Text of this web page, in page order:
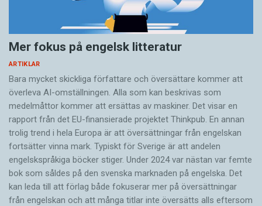
Mer fokus på engelsk litteratur
ARTIKLAR
Bara mycket skickliga författare och översättare ­kommer att
överleva AI-omställningen. Alla som kan beskrivas som
medelmåttor kommer att ersättas av maskiner. Det visar en
rapport från det EU-finansierade projektet Thinkpub. En annan
trolig trend i hela Europa är att översättningar från engelskan
fortsätter vinna mark. Typiskt för Sverige är att andelen
engelskspråkiga böcker stiger. Under 2024 var nästan var femte
bok som såldes på den svenska marknaden på engelska. Det
kan leda till att förlag både fokuserar mer på översättningar
från engelskan och att många titlar inte översätts alls eftersom